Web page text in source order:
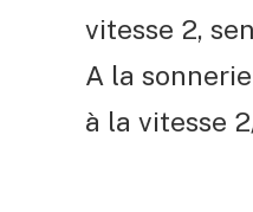
vitesse 2,
A la
à la vitesse